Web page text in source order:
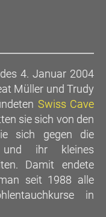
4. Januar 2004
Müller und Trudy
Swiss Cave
sie sich von den
sich gegen die
und ihr kleines
Damit endete
seit 1988 alle
in